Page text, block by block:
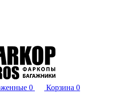
0 Корзина 0